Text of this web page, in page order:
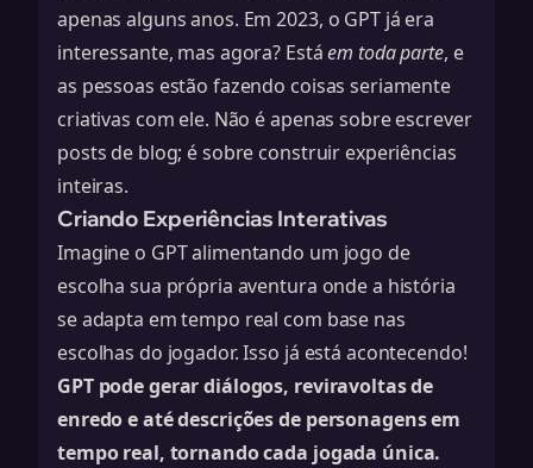
apenas alguns anos. Em 2023, o GPT já era
interessante, mas agora? Estáem toda parte, e
as pessoas estão fazendo coisas seriamente
criativas com ele. Não é apenas sobre escrever
posts de blog; é sobre construir experiências
inteiras.
Criando Experiências Interativas
Imagine o GPT alimentando um jogo de
escolha sua própria aventura onde a história
se adapta em tempo real com base nas
escolhas do jogador. Isso já está acontecendo!
GPT pode gerar diálogos, reviravoltas de
enredo e até descrições de personagens em
tempo real, tornando cada jogada única.